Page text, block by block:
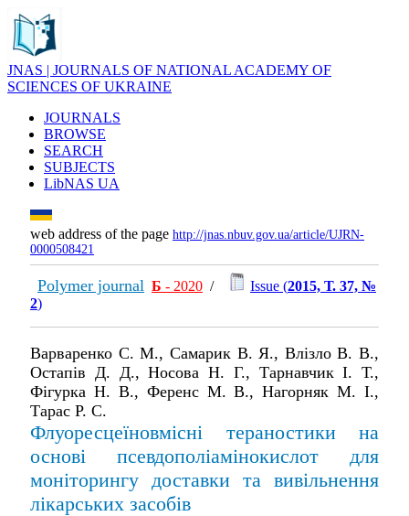
JNAS | JOURNALS OF NATIONAL ACADEMY OF
SCIENCES OF UKRAINE
JOURNALS
BROWSE
SEARCH
SUBJECTS
LibNAS UA
web address of the page http://jnas.nbuv.gov.ua/article/UJRN-
0000508421
Polymer journal Б - 2020 / Issue (2015, Т. 37, №
2)
Варваренко С. М., Самарик В. Я., Влізло В. В.,
Остапів Д. Д., Носова Н. Г., Тарнавчик І. Т.,
Фігурка Н. В., Ференс М. В., Нагорняк М. І.,
Тарас Р. С.
Флуоресцеїновмісні тераностики на
основі псевдополіамінокислот для
моніторингу доставки та вивільнення
лікарських засобів